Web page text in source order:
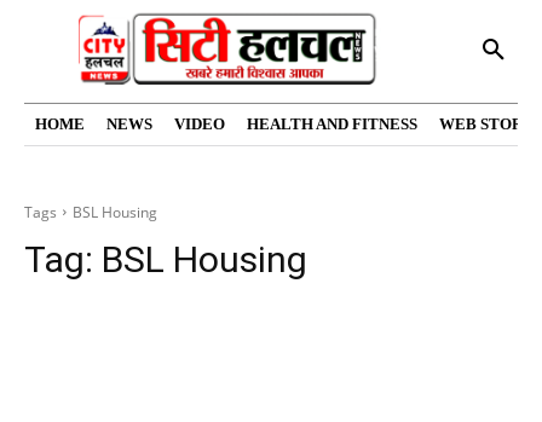
HOME NEWS VIDEO HEALTH AND FITNESS WEB
Tags BSL Housing
Tag: BSL Housing